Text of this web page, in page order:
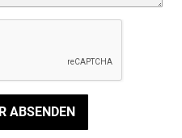
ABSENDEN